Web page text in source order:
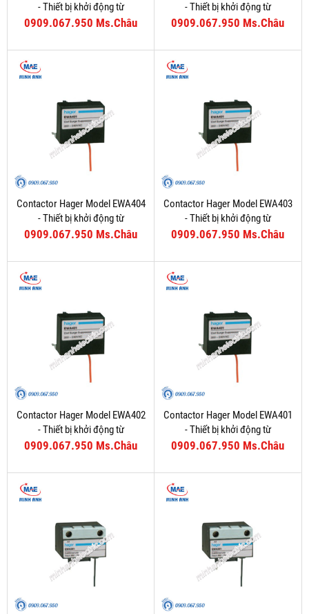
- Thiết bị khởi động từ
0909.067.950 Ms.Châu
- Thiết bị khởi động từ
0909.067.950 Ms.Châu
Contactor Hager Model EWA404
- Thiết bị khởi động từ
0909.067.950 Ms.Châu
Contactor Hager Model EWA403
- Thiết bị khởi động từ
0909.067.950 Ms.Châu
Contactor Hager Model EWA402
- Thiết bị khởi động từ
0909.067.950 Ms.Châu
Contactor Hager Model EWA401
- Thiết bị khởi động từ
0909.067.950 Ms.Châu